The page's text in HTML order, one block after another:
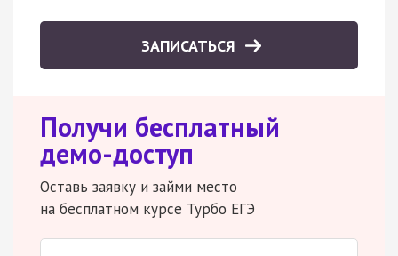
ЗАПИСАТЬСЯ
Получи бесплатный
демо-доступ
Оставь заявку и займи место
на бесплатном курсе Турбо ЕГЭ